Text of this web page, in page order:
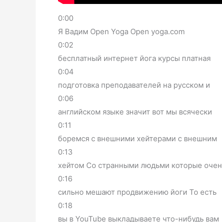
0:00
Я Вадим Open Yoga Open yoga.com
0:02
бесплатный интернет йога курсы платная
0:04
подготовка преподавателей на русском и
0:06
английском языке значит вот мы всячески
0:11
боремся с внешними хейтерами с внешним
0:13
хейтом Со странными людьми которые
0:16
сильно мешают продвижению йоги То есть
0:18
вы в YouTube выкладываете что-нибудь вам